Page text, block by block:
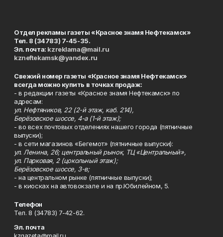
Отдел рекламы газеты «Красное знамя Нефтекамск»
Тел. 8 (34783) 7-45-35.
Эл. почта: kzreklama@mail.ru
kzneftekamsk@yandex.ru
Свежий номер газеты «Красное знамя Нефтекамск»
всегда можно купить в точках продаж:
- в редакции газеты «Красное знамя Нефтекамск» по
адресам:
ул. Нефтяников, 22 (2-й этаж, каб. 214),
Берёзовское шоссе, 4-а (1-й этаж);
- во всех почтовых отделениях нашего города (пятничные
выпуски);
- в сети магазинов «Бегемот» (пятничные выпуски):
ул. Ленина, 26; центральный рынок, ТЦ «Центральный»,
ул. Парковая, 2 (цокольный этаж);
Берёзовское шоссе, 3-в;
- на центральном рынке (пятничные выпуски);
- в киосках на автовокзале и на пр.Юбилейном, 5.
Телефон
Тел. 8 (34783) 7-42-62.
Эл. почта